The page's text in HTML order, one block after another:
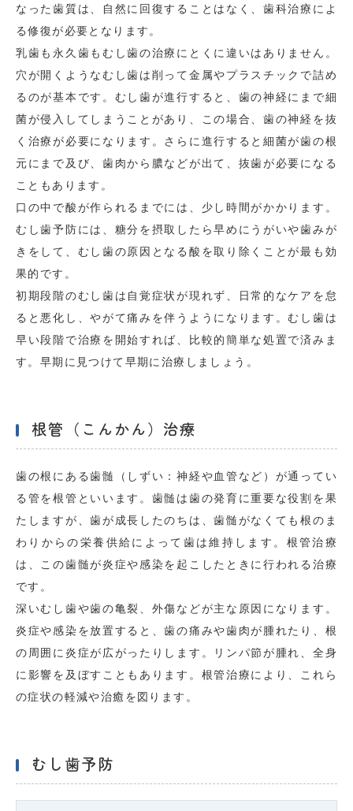
なった歯質は、自然に回復することはなく、歯科治療によ
る修復が必要となります。
乳歯も永久歯もむし歯の治療にとくに違いはありません。
穴が開くようなむし歯は削って金属やプラスチックで詰め
るのが基本です。むし歯が進行すると、歯の神経にまで細
菌が侵入してしまうことがあり、この場合、歯の神経を抜
く治療が必要になります。さらに進行すると細菌が歯の根
元にまで及び、歯肉から膿などが出て、抜歯が必要になる
こともあります。
口の中で酸が作られるまでには、少し時間がかかります。
むし歯予防には、糖分を摂取したら早めにうがいや歯みが
きをして、むし歯の原因となる酸を取り除くことが最も効
果的です。
初期段階のむし歯は自覚症状が現れず、日常的なケアを怠
ると悪化し、やがて痛みを伴うようになります。むし歯は
早い段階で治療を開始すれば、比較的簡単な処置で済みま
す。早期に見つけて早期に治療しましょう。
根管（こんかん）治療
歯の根にある歯髄（しずい：神経や血管など）が通ってい
る管を根管といいます。歯髄は歯の発育に重要な役割を果
たしますが、歯が成長したのちは、歯髄がなくても根のま
わりからの栄養供給によって歯は維持します。根管治療
は、この歯髄が炎症や感染を起こしたときに行われる治療
です。
深いむし歯や歯の亀裂、外傷などが主な原因になります。
炎症や感染を放置すると、歯の痛みや歯肉が腫れたり、根
の周囲に炎症が広がったりします。リンパ節が腫れ、全身
に影響を及ぼすこともあります。根管治療により、これら
の症状の軽減や治癒を図ります。
むし歯予防